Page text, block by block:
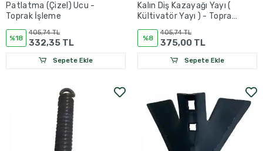
Patlatma (Çizel) Ucu -
Toprak İşleme
%18
405,74 TL
332,35 TL
Sepete Ekle
Kalın Diş Kazayağı Yayı (
Kültivatör Yayı ) - Toprak
%8
405,74 TL
375,00 TL
Sepete Ekle